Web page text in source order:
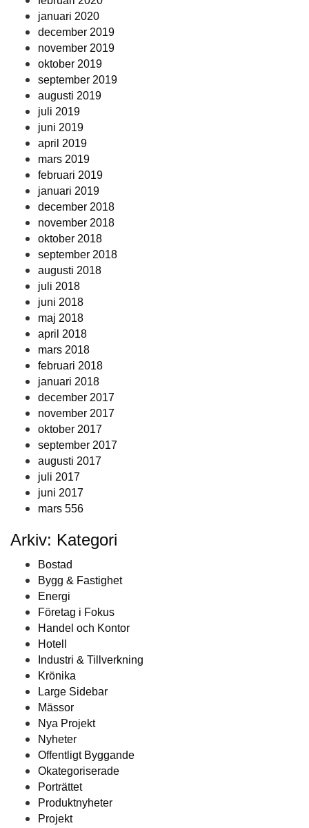
januari 2020
december 2019
november 2019
oktober 2019
september 2019
augusti 2019
juli 2019
juni 2019
april 2019
mars 2019
februari 2019
januari 2019
december 2018
november 2018
oktober 2018
september 2018
augusti 2018
juli 2018
juni 2018
maj 2018
april 2018
mars 2018
februari 2018
januari 2018
december 2017
november 2017
oktober 2017
september 2017
augusti 2017
juli 2017
juni 2017
mars 556
Arkiv: Kategori
Bostad
Bygg & Fastighet
Energi
Företag i Fokus
Handel och Kontor
Hotell
Industri & Tillverkning
Krönika
Large Sidebar
Mässor
Nya Projekt
Nyheter
Offentligt Byggande
Okategoriserade
Porträttet
Produktnyheter
Projekt